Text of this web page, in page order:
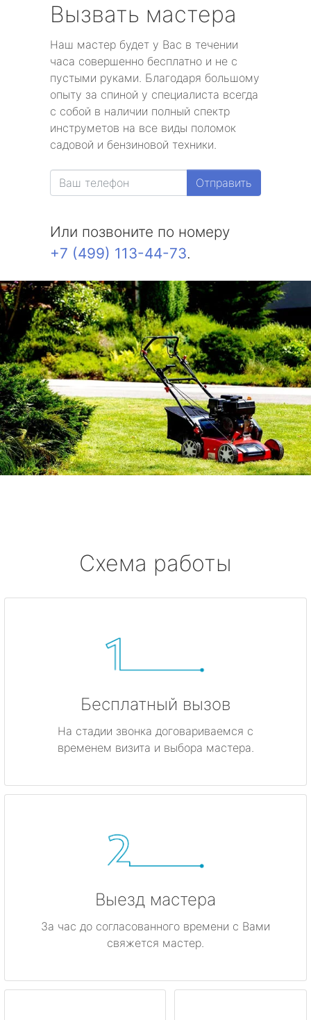
Вызвать мастера
Наш мастер будет у Вас в течении
часа совершенно бесплатно и не с
пустыми руками. Благодаря большому
опыту за спиной у специалиста всегда
с собой в наличии полный спектр
инструметов на все виды поломок
садовой и бензиновой техники.
Отправить
Или позвоните по номеру
+7 (499) 113-44-73.
Схема работы
Бесплатный вызов
На стадии звонка договариваемся с
временем визита и выбора мастера.
Выезд мастера
За час до согласованного времени с Вами
свяжется мастер.